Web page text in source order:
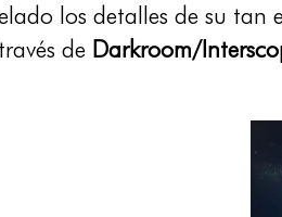
los detalles de su tan
de Darkroom/